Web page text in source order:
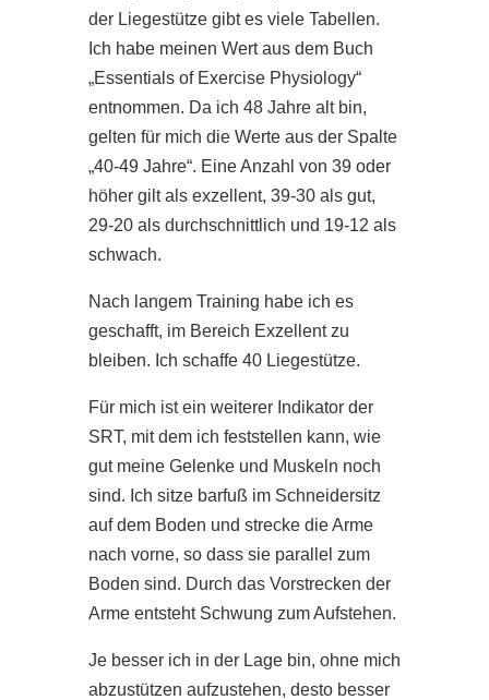
der Liegestütze gibt es viele Tabellen.
Ich habe meinen Wert aus dem Buch
„Essentials of Exercise Physiology“
entnommen. Da ich 48 Jahre alt bin,
gelten für mich die Werte aus der Spalte
„40-49 Jahre“. Eine Anzahl von 39 oder
höher gilt als exzellent, 39-30 als gut,
29-20 als durchschnittlich und 19-12 als
schwach.
Nach langem Training habe ich es
geschafft, im Bereich Exzellent zu
bleiben. Ich schaffe 40 Liegestütze.
Für mich ist ein weiterer Indikator der
SRT, mit dem ich feststellen kann, wie
gut meine Gelenke und Muskeln noch
sind. Ich sitze barfuß im Schneidersitz
auf dem Boden und strecke die Arme
nach vorne, so dass sie parallel zum
Boden sind. Durch das Vorstrecken der
Arme entsteht Schwung zum Aufstehen.
Je besser ich in der Lage bin, ohne mich
abzustützen aufzustehen, desto besser